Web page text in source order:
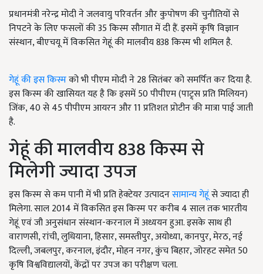
प्रधानमंत्री नरेन्द्र मोदी ने जलवायु परिवर्तन और कुपोषण की चुनौतियों से
निपटने के लिए फसलों की 35 किस्म सौगात में दी हैं. इसमें कृषि विज्ञान
संस्थान, बीएचयू में विकसित गेहूं की मालवीय 838 किस्म भी शमिल है.
गेहूं की इस किस्मको भी पीएम मोदी ने 28 सितंबर को समर्पित कर दिया है.
इस किस्म की खासियत यह है कि इसमें 50 पीपीएम (पाट्र्स प्रति मिलियन)
जिंक, 40 से 45 पीपीएम आयरन और 11 प्रतिशत प्रोटीन की मात्रा पाई जाती
है.
गेहूं की मालवीय 838 किस्म से
मिलेगी ज्यादा उपज
इस किस्म से कम पानी में भी प्रति हेक्टेयर उत्पादनसामान्य गेहूंसे ज्यादा ही
मिलेगा. साल 2014 में विकसित इस किस्म पर करीब 4 साल तक भारतीय
गेहूं एवं जौ अनुसंधान संस्थान-करनाल में अध्ययन हुआ. इसके साथ ही
वाराणसी, रांची, लुधियाना, हिसार, समस्तीपुर, अयोध्या, कानपुर, मेरठ, नई
दिल्ली, जबलपुर, करनाल, इंदौर, मोहन नगर, कुंच बिहार, जोरहट समेत 50
कृषि विश्वविद्यालयों, केंद्रों पर उपज का परीक्षण चला.